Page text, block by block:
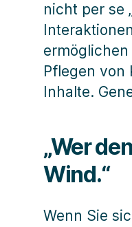
nicht per se
Pflegen von
Inhalte.
„Wer
Wind.“
Wenn Sie